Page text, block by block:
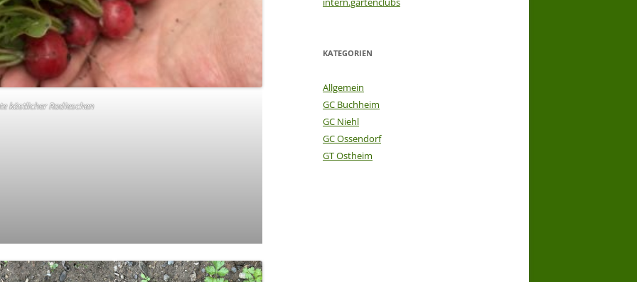
köstlicher Radieschen
KATEGORIEN
Allgemein
GC Buchheim
GC Niehl
GC Ossendorf
GT Ostheim